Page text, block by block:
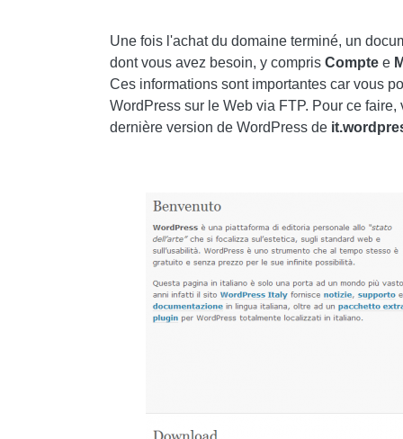
Une fois l'achat du domaine terminé, un
dont vous avez besoin, y compris Compte e
Ces informations sont importantes car vous
WordPress sur le Web via FTP. Pour ce
dernière version de WordPress de